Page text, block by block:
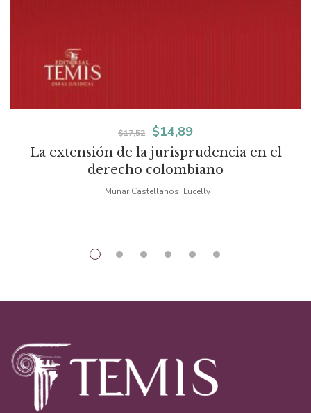
La extensión de la jurisprudencia en el
derecho colombiano
$17,52
El
precio
$14,89El
precio
Munar Castellanos, Lucelly